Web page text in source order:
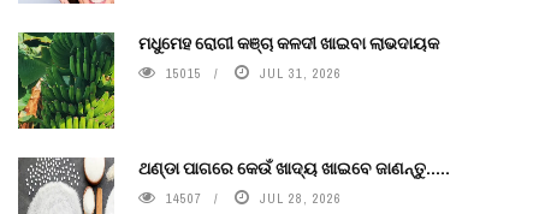
ମଧୁମେହ ରୋଗୀ କଞ୍ଚା କଳଦୀ ଖାଇବା ଲାଭଦାୟକ
15015 JUL 31, 2026
ଥଣ୍ଡା ପାଗରେ କେଉଁ ଖାଦ୍ୟ ଖାଇବେ ଜାଣନ୍ତୁ.....
14507 JUL 28, 2026